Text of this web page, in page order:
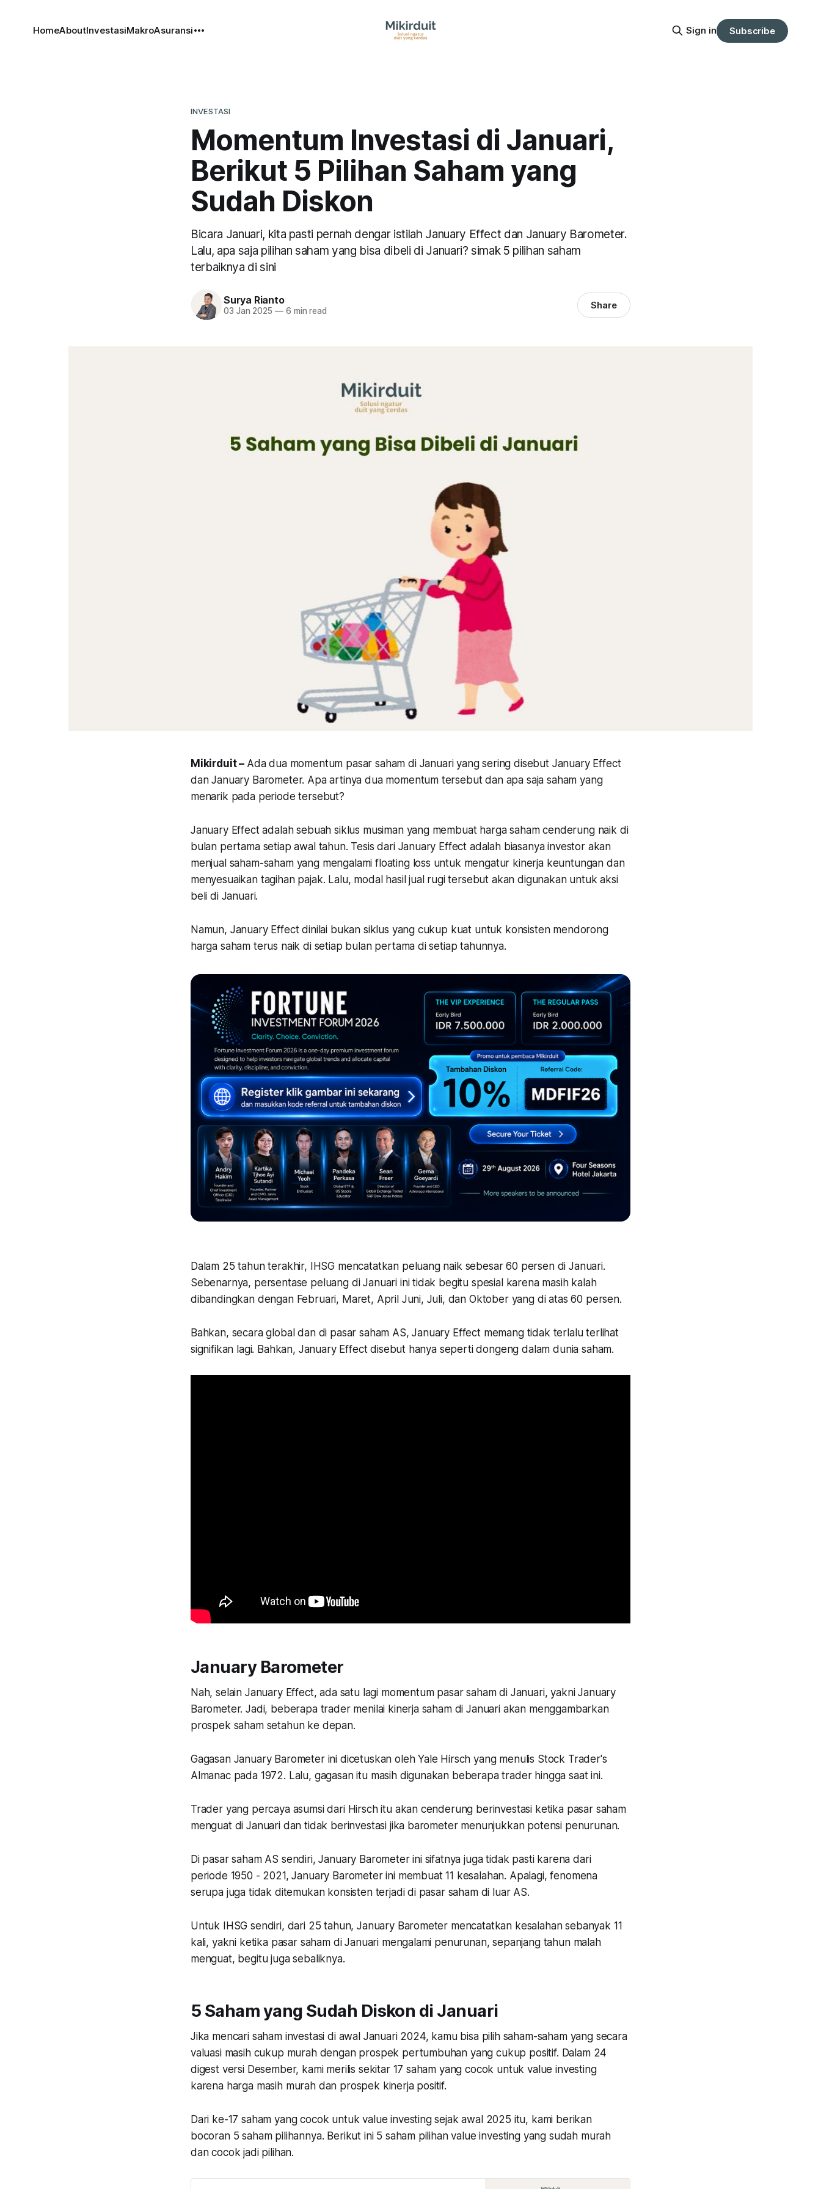
HomeAboutInvestasiMakroAsuransi Sign in Subscribe
INVESTASI
Momentum Investasi di Januari,
Berikut 5 Pilihan Saham yang
Sudah Diskon
Bicara Januari, kita pasti pernah dengar istilah January Effect dan January Barometer.
Lalu, apa saja pilihan saham yang bisa dibeli di Januari? simak 5 pilihan saham
terbaiknya di sini
Surya Rianto
03 Jan 2025 —6 min read Share
Mikirduit – Ada dua momentum pasar saham di Januari yang sering disebut January Effect
dan January Barometer. Apa artinya dua momentum tersebut dan apa saja saham yang
menarik pada periode tersebut?
January Effect adalah sebuah siklus musiman yang membuat harga saham cenderung naik di
bulan pertama setiap awal tahun. Tesis dari January Effect adalah biasanya investor akan
menjual saham-saham yang mengalami floating loss untuk mengatur kinerja keuntungan dan
menyesuaikan tagihan pajak. Lalu, modal hasil jual rugi tersebut akan digunakan untuk aksi
beli di Januari.
Namun, January Effect dinilai bukan siklus yang cukup kuat untuk konsisten mendorong
harga saham terus naik di setiap bulan pertama di setiap tahunnya.
Dalam 25 tahun terakhir, IHSG mencatatkan peluang naik sebesar 60 persen di Januari.
Sebenarnya, persentase peluang di Januari ini tidak begitu spesial karena masih kalah
dibandingkan dengan Februari, Maret, April Juni, Juli, dan Oktober yang di atas 60 persen.
Bahkan, secara global dan di pasar saham AS, January Effect memang tidak terlalu terlihat
signifikan lagi. Bahkan, January Effect disebut hanya seperti dongeng dalam dunia saham.
January Barometer
Nah, selain January Effect, ada satu lagi momentum pasar saham di Januari, yakni January
Barometer. Jadi, beberapa trader menilai kinerja saham di Januari akan menggambarkan
prospek saham setahun ke depan.
Gagasan January Barometer ini dicetuskan oleh Yale Hirsch yang menulis Stock Trader's
Almanac pada 1972. Lalu, gagasan itu masih digunakan beberapa trader hingga saat ini.
Trader yang percaya asumsi dari Hirsch itu akan cenderung berinvestasi ketika pasar saham
menguat di Januari dan tidak berinvestasi jika barometer menunjukkan potensi penurunan.
Di pasar saham AS sendiri, January Barometer ini sifatnya juga tidak pasti karena dari
periode 1950 - 2021, January Barometer ini membuat 11 kesalahan. Apalagi, fenomena
serupa juga tidak ditemukan konsisten terjadi di pasar saham di luar AS.
Untuk IHSG sendiri, dari 25 tahun, January Barometer mencatatkan kesalahan sebanyak 11
kali, yakni ketika pasar saham di Januari mengalami penurunan, sepanjang tahun malah
menguat, begitu juga sebaliknya.
5 Saham yang Sudah Diskon di Januari
Jika mencari saham investasi di awal Januari 2024, kamu bisa pilih saham-saham yang secara
valuasi masih cukup murah dengan prospek pertumbuhan yang cukup positif. Dalam 24
digest versi Desember, kami merilis sekitar 17 saham yang cocok untukvalue investing
karena harga masih murah dan prospek kinerja positif.
Dari ke-17 saham yang cocok untuk value investing sejak awal 2025 itu, kami berikan
bocoran 5 saham pilihannya. Berikut ini 5 saham pilihan value investing yang sudah murah
dan cocok jadi pilihan.